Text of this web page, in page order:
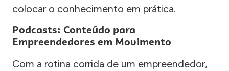
colocar o conhecimento em prática.
Podcasts: Conteúdo para
Empreendedores em Movimento
Com a rotina corrida de um empreendedor,